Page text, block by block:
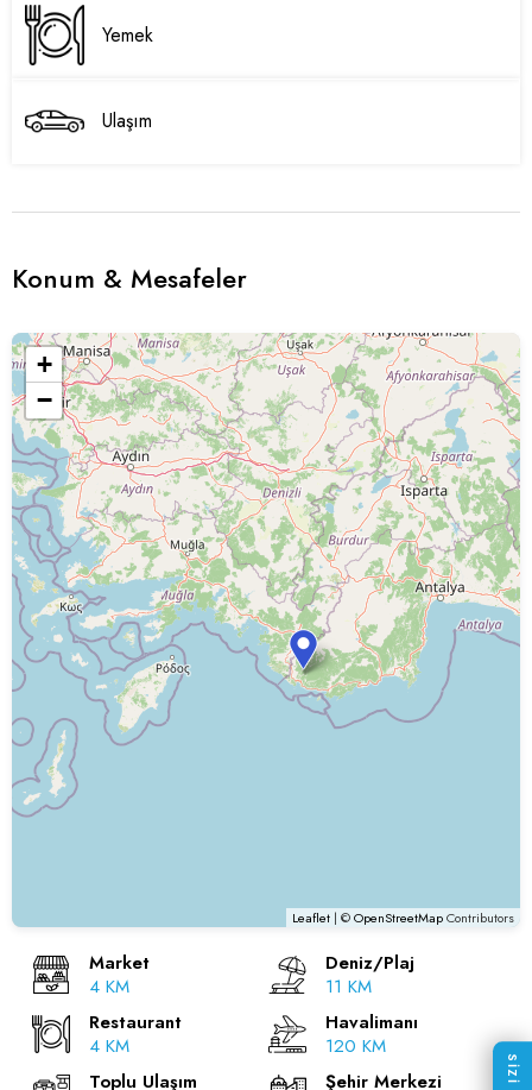
Yemek
Ulaşım
Konum & Mesafeler
+
−
Leaflet | ©OpenStreetMapContributors
Market
4 KM
Deniz/Plaj
11 KM
Restaurant
4 KM
Havalimanı
120 KM
Toplu Ulaşım
Şehir Merkezi